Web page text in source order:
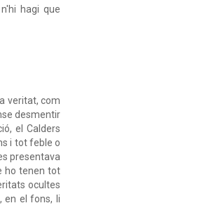
hagi que
veritat, com
desmentir
el Calders
i tot feble o
presentava
ho tenen tot
ocultes
en el fons, li